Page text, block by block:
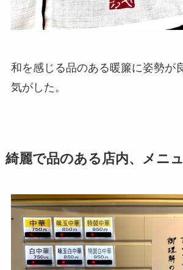
和を感じる品のある暖簾に姿勢が
気がした。
綺麗で品のある店内、メニ